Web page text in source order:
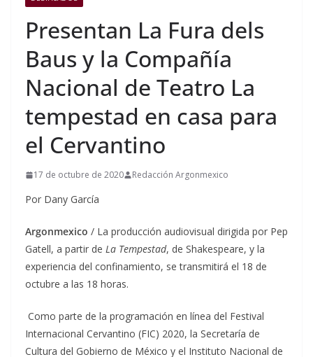
Presentan La Fura dels
Baus y la Compañía
Nacional de Teatro La
tempestad en casa para
el Cervantino
17 de octubre de 2020 Redacción Argonmexico
Por Dany García
Argonmexico / La producción audiovisual dirigida por Pep
Gatell, a partir de La Tempestad, de Shakespeare, y la
experiencia del confinamiento, se transmitirá el 18 de
octubre a las 18 horas.
Como parte de la programación en línea del Festival
Internacional Cervantino (FIC) 2020, la Secretaría de
Cultura del Gobierno de México y el Instituto Nacional de